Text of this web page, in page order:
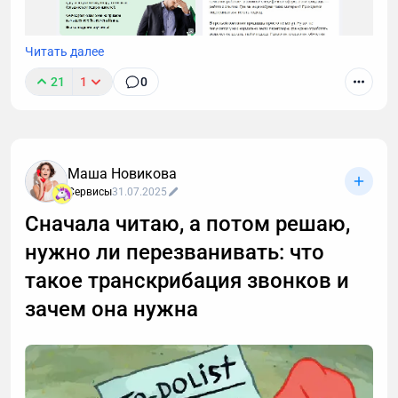
Читать далее
21 1 0
Маша Новикова
Сервисы31.07.2025
Сначала читаю, а потом решаю,
нужно ли перезванивать: что
такое транскрибация звонков и
зачем она нужна